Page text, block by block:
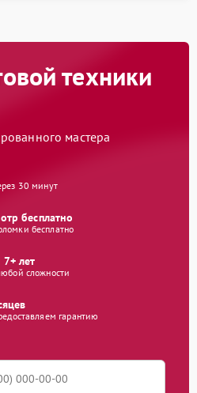
техники
мастера
30 минут
бесплатно
бесплатно
лет
сложности
гарантию